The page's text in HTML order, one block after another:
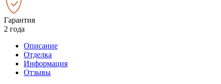
Гарантия
2 года
Описание
Отделка
Информация
Отзывы